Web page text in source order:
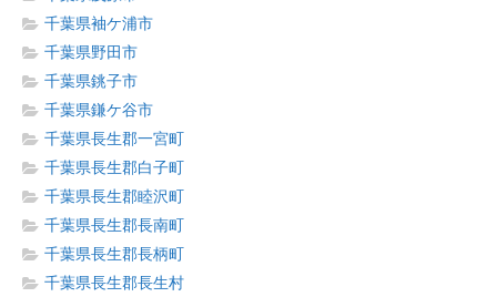
千葉県袖ケ浦市
千葉県野田市
千葉県銚子市
千葉県鎌ケ谷市
千葉県長生郡一宮町
千葉県長生郡白子町
千葉県長生郡睦沢町
千葉県長生郡長南町
千葉県長生郡長柄町
千葉県長生郡長生村